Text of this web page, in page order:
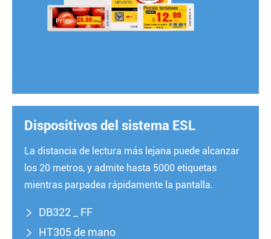
Dispositivos del sistema ESL
La distancia de lectura más lejana puede alcanzar
los 20 metros, y admite hasta 5000 etiquetas
mientras parpadea rápidamente la pantalla.
 DB322 _ FF
 HT305 de mano